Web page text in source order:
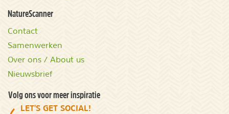
NatureScanner
Contact
Samenwerken
Over ons / About us
Nieuwsbrief
Volg ons voor meer inspiratie
LET'S GET SOCIAL!